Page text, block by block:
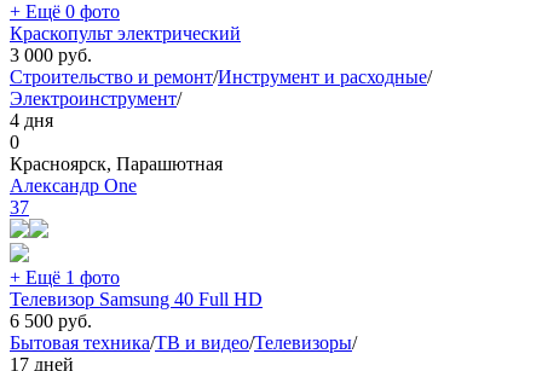
+ Ещё 0 фото
Краскопульт электрический
3 000 руб.
Строительство и ремонт/Инструмент и расходные/
Электроинструмент/
4 дня
0
Красноярск, Парашютная
Александр One
37
+ Ещё 1 фото
Телевизор Samsung 40 Full HD
6 500 руб.
Бытовая техника/ТВ и видео/Телевизоры/
17 дней